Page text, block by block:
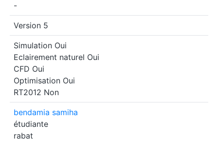
-
Version 5
Simulation Oui
Eclairement naturel Oui
CFD Oui
Optimisation Oui
RT2012 Non
bendamia samiha
étudiante
rabat